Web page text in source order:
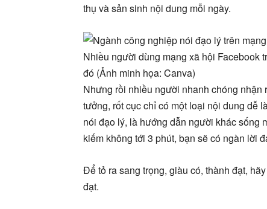
thụ và sản sinh nội dung mỗi ngày.
Nhiều người dùng mạng xã hội Facebook
đó (Ảnh minh họa: Canva)
Nhưng rồi nhiều người nhanh chóng
tưởng, rốt cục chỉ có một loại nội dung dễ
nói đạo lý, là hướng dẫn người khác sống
kiếm không tới 3 phút, bạn sẽ có ngàn lời
Để tỏ ra sang trọng, giàu có, thành đạt,
đạt.